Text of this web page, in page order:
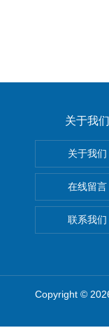
关于我们
关于我们
在线留言
联系我们
Copyright ©